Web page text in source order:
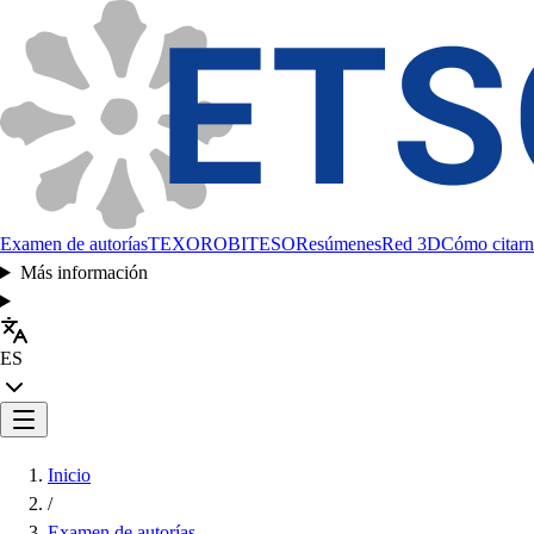
Examen de autoríasTEXOROBITESOResúmenesRed 3DCómo
Más información
ES
Inicio
/